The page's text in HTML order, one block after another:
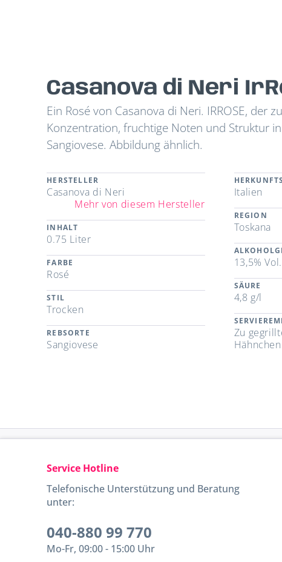
Casanova di Neri
Ein Rosé von Casanova di Neri. IRROSE,
Konzentration, fruchtige Noten und Struktur
Sangiovese. Abbildung ähnlich.
HERSTELLER
Casanova di Neri
Mehr von diesem Hersteller
INHALT
0.75 Liter
FARBE
Rosé
STIL
Trocken
REBSORTE
Sangiovese
Italien
REGION
Toskana
13,5% Vol.
SÄURE
4,8 g/l
Zu
Service Hotline
Telefonische Unterstützung und Beratung
unter:
040-880 99 770
Mo-Fr, 09:00 - 15:00 Uhr